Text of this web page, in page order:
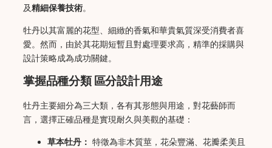
及精細保養技術。
牡丹以其富麗的花型、細緻的香氣和華貴氣質深受消費者喜
愛。然而，由於其花期短暫且對處理要求高，精準的採購與
設計策略成為成功關鍵。
掌握品種分類 區分設計用途
牡丹主要細分為三大類，各有其形態與用途，對花藝師而
言，選擇正確品種是實現耐久與美觀的基礎：
草本牡丹： 特徵為非木質莖，花朵豐滿、花瓣柔美且